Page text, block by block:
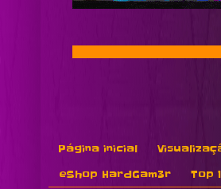
Página inicial
eShop HardGam3r
Top